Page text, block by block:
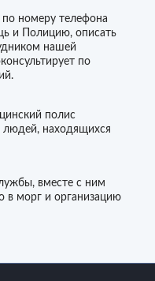
номеру телефона
и Полицию, описать
нашей
по
полис
людей, находящихся
вместе с ним
в морг и организацию